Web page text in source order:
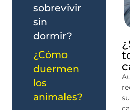
sobrevivir
sin
dormir?
¿Cómo
duermen
los
animales?